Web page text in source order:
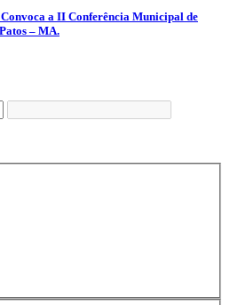
a II Conferência Municipal de
– MA.